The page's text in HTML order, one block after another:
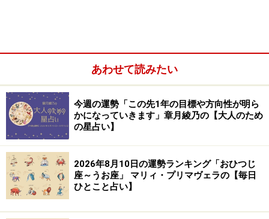
ふたご座／双子座（5月21日～6月21日生まれ）
かに座／蟹座（6月22日～7月22日生まれ）
しし座／獅子座（7月23日～8月22日生まれ）
おとめ座／乙女座（8月23日～9月22日生まれ）
てんびん座／天秤座（9月23日～10月23日生まれ）
さそり座／蠍座（10月24日～11月22日生まれ）
いて座／射手座（11月23日～12月21日生まれ）
あわせて読みたい
今週の運勢「この先1年の目標や方向性が明ら
かになっていきます」章月綾乃の【大人のため
の星占い】
2026年8月10日の運勢ランキング「おひつじ
座～うお座」 マリィ・プリマヴェラの【毎日
ひとこと占い】